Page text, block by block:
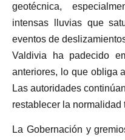
geotécnica,
intensas lluvias que
eventos de
Valdivia ha padecido
anteriores, lo que obliga
Las autoridades
restablecer la normalidad
La Gobernación y